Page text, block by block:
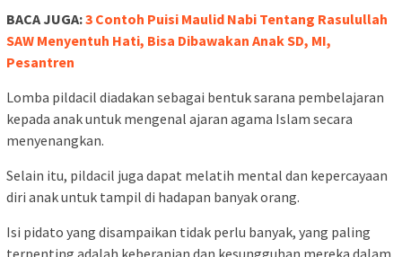
BACA JUGA:3 Contoh Puisi Maulid Nabi Tentang Rasulullah
SAW Menyentuh Hati, Bisa Dibawakan Anak SD, MI,
Pesantren
Lomba pildacil diadakan sebagai bentuk sarana pembelajaran
kepada anak untuk mengenal ajaran agama Islam secara
menyenangkan.
Selain itu, pildacil juga dapat melatih mental dan kepercayaan
diri anak untuk tampil di hadapan banyak orang.
Isi pidato yang disampaikan tidak perlu banyak, yang paling